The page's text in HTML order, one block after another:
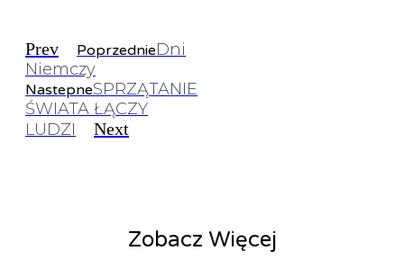
Prev PoprzednieDni
Niemczy
NastepneSPRZĄTANIE
ŚWIATA ŁĄCZY
LUDZI
Next
Zobacz Więcej